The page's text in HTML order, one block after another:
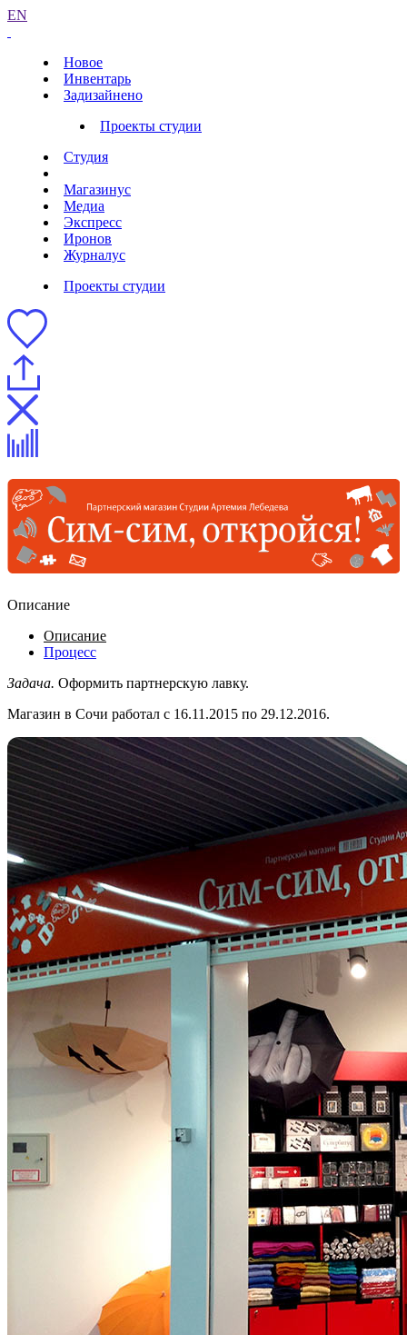
EN
Новое
Инвентарь
Задизайнено
Проекты студии
Студия
Магазинус
Медиа
Экспресс
Иронов
Журналус
Проекты студии
Описание
Описание
Процесс
Задача. Оформить партнерскую лавку.
Магазин в Сочи работал с 16.11.2015 по 29.12.2016.